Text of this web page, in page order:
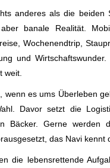
anderes als die beiden
banale Realität.
Wochenendtrip,
und
weit.
wenn es ums Überleben
Davor setzt die
Bäcker. Gerne werden
das Navi kennt
die lebensrettende